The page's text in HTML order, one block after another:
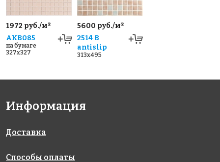
1972 руб./м²
AKB085
на бумаге
327x327
5600 руб./м²
2514 B
antislip
313x495
Информация
Доставка
Способы оплаты